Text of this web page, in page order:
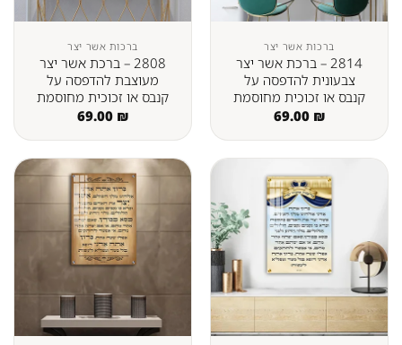
ברכות אשר יצר
2814 – ברכת אשר יצר
צבעונית להדפסה על
קנבס או זכוכית מחוסמת
69.00 ₪
ברכות אשר יצר
2808 – ברכת אשר יצר
מעוצבת להדפסה על
קנבס או זכוכית מחוסמת
69.00 ₪